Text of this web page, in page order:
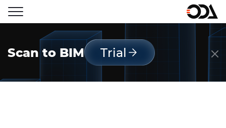
Scan to BIM Trial